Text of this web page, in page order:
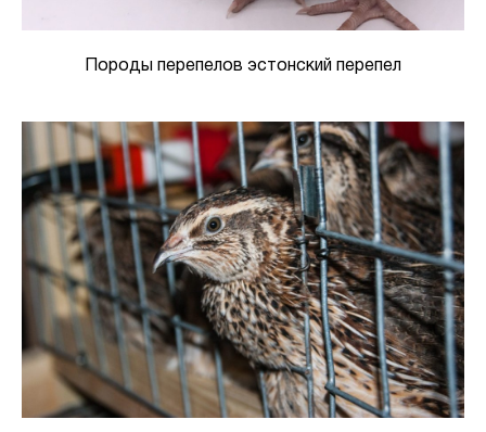
Породы перепелов эстонский перепел